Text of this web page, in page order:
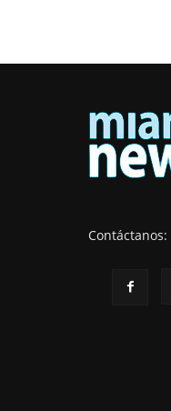
Contáctanos: